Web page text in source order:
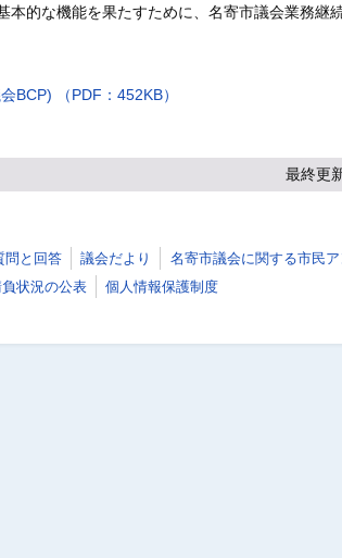
本的な機能を果たすために、名寄市議会業務継
BCP) （PDF：452KB）
最終更
問と回答 議会だより
名寄市議会に関する市民
状況の公表
個人情報保護制度